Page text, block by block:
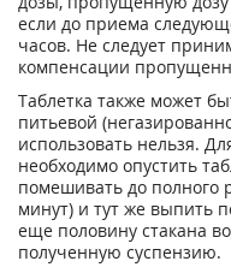
если до приема
часов. Не следует
компенсации
Таблетка также может
питьевой
использовать нельзя.
необходимо опустить
помешивать до полного
минут) и тут же выпить
еще половину стакана
полученную суспензию.